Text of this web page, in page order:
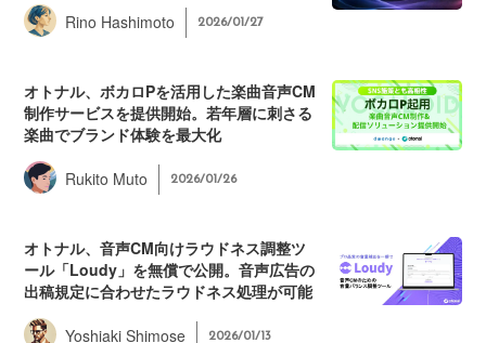
Rino Hashimoto 2026/01/27
オトナル、ボカロPを活用した楽曲音声CM
制作サービスを提供開始。若年層に刺さる
楽曲でブランド体験を最大化
Rukito Muto 2026/01/26
オトナル、音声CM向けラウドネス調整ツ
ール「Loudy」を無償で公開。音声広告の
出稿規定に合わせたラウドネス処理が可能
Yoshiaki Shimose 2026/01/13